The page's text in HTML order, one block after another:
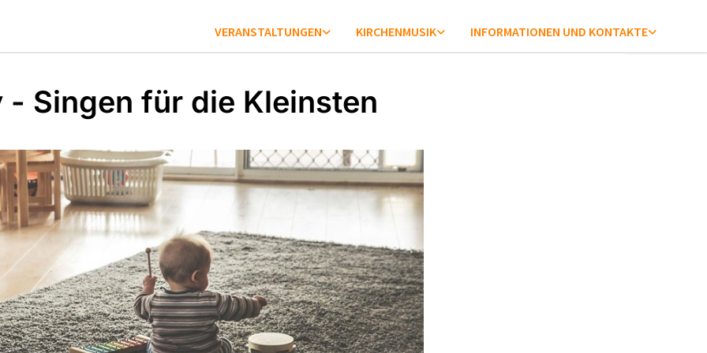
VERANSTALTUNGEN KIRCHENMUSIK INFORMATIONEN UND KONTAKTE
- Singen für die Kleinsten